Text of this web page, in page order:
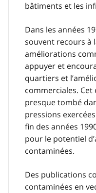
bâtiments et les
Dans les années
souvent recours à
améliorations
appuyer et
quartiers et
commerciales.
presque tombé
pressions
fin des années
pour le potentiel
contaminées.
Des publications
contaminées en